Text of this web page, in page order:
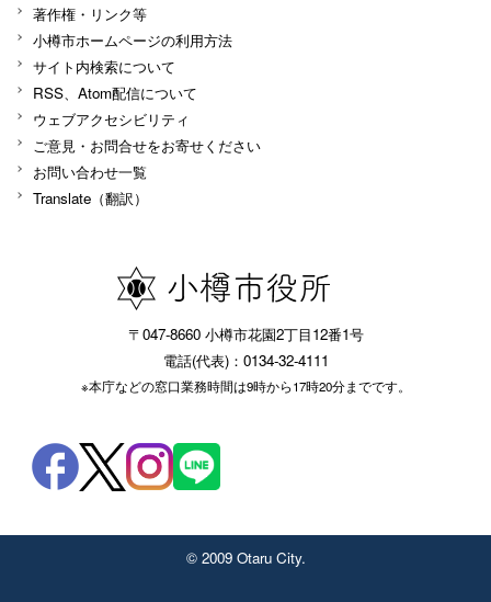
著作権・リンク等
小樽市ホームページの利用方法
サイト内検索について
RSS、Atom配信について
ウェブアクセシビリティ
ご意見・お問合せをお寄せください
お問い合わせ一覧
Translate（翻訳）
〒047-8660 小樽市花園2丁目12番1号
電話(代表)：0134-32-4111
※本庁などの窓口業務時間は9時から17時20分までです。
© 2009 Otaru City.